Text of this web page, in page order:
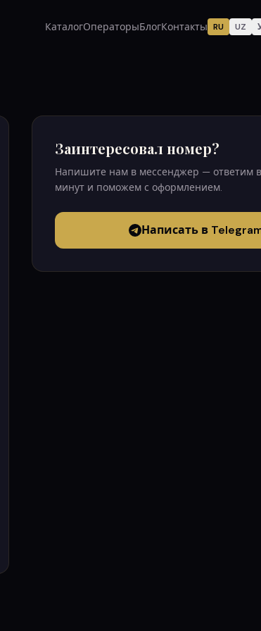
КаталогОператорыБлогКонтакты RU UZ
Заинтересовал номер?
Напишите нам в мессенджер — ответим
минут и поможем с оформлением.
Написать в